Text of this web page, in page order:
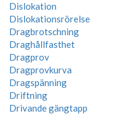
Dislokation
Dislokationsrörelse
Dragbrotschning
Draghållfasthet
Dragprov
Dragprovkurva
Dragspänning
Driftning
Drivande gängtapp